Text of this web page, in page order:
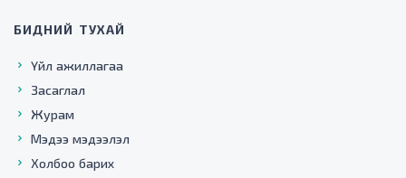
БИДНИЙ ТУХАЙ
Үйл ажиллагаа
Засаглал
Журам
Мэдээ мэдээлэл
Холбоо барих